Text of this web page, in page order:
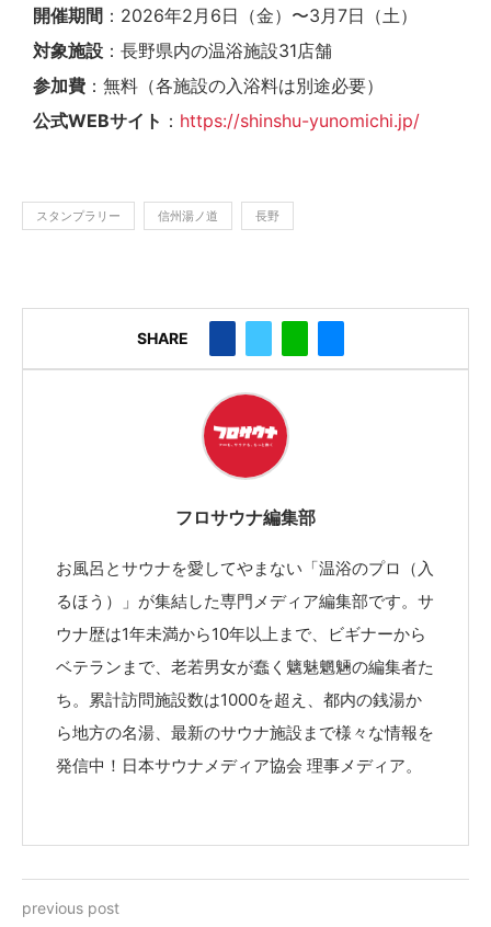
開催期間 ：2026年2月6日（金）〜3月7日（土）
対象施設 ：長野県内の温浴施設31店舗
参加費 ：無料（各施設の入浴料は別途必要）
公式WEBサイト ： https://shinshu-yunomichi.jp/
スタンプラリー 信州湯ノ道 長野
SHARE
フロサウナ編集部
お風呂とサウナを愛してやまない「温浴のプロ（入
るほう）」が集結した専門メディア編集部です。サ
ウナ歴は1年未満から10年以上まで、ビギナーから
ベテランまで、老若男女が蠢く魑魅魍魎の編集者た
ち。累計訪問施設数は1000を超え、都内の銭湯か
ら地方の名湯、最新のサウナ施設まで様々な情報を
発信中！日本サウナメディア協会 理事メディア。
previous post